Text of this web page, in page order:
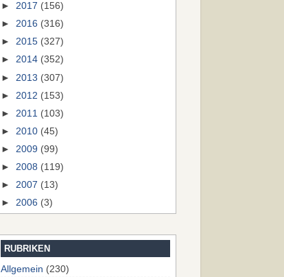
► 2017 (156)
► 2016 (316)
► 2015 (327)
► 2014 (352)
► 2013 (307)
► 2012 (153)
► 2011 (103)
► 2010 (45)
► 2009 (99)
► 2008 (119)
► 2007 (13)
► 2006 (3)
RUBRIKEN
Allgemein (230)